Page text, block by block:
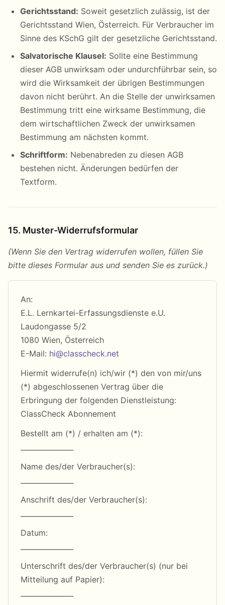
Gerichtsstand: Soweit gesetzlich zulässig, ist der
Gerichtsstand Wien, Österreich. Für Verbraucher im
Sinne des KSchG gilt der gesetzliche Gerichtsstand.
Salvatorische Klausel: Sollte eine Bestimmung
dieser AGB unwirksam oder undurchführbar sein, so
wird die Wirksamkeit der übrigen Bestimmungen
davon nicht berührt. An die Stelle der unwirksamen
Bestimmung tritt eine wirksame Bestimmung, die
dem wirtschaftlichen Zweck der unwirksamen
Bestimmung am nächsten kommt.
Schriftform: Nebenabreden zu diesen AGB
bestehen nicht. Änderungen bedürfen der
Textform.
15. Muster-Widerrufsformular
(Wenn Sie den Vertrag widerrufen wollen, füllen Sie
bitte dieses Formular aus und senden Sie es zurück.)
An:
E.L. Lernkartei-Erfassungsdienste e.U.
Laudongasse 5/2
1080 Wien, Österreich
E-Mail: hi@classcheck.net
Hiermit widerrufe(n) ich/wir (*) den von mir/uns
(*) abgeschlossenen Vertrag über die
Erbringung der folgenden Dienstleistung:
ClassCheck Abonnement
Bestellt am (*) / erhalten am (*):
Name des/der Verbraucher(s):
Anschrift des/der Verbraucher(s):
Datum:
Unterschrift des/der Verbraucher(s) (nur bei
Mitteilung auf Papier):